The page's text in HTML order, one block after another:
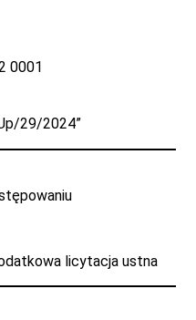
0001
29/2024”
licytacja ustna